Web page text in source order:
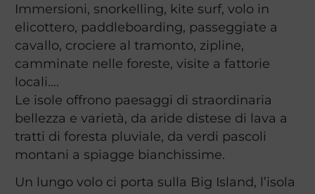
Immersioni, snorkelling, kite surf, volo in
elicottero, paddleboarding, passeggiate a
cavallo, crociere al tramonto, zipline,
camminate nelle foreste, visite a fattorie
locali….
Le isole offrono paesaggi di straordinaria
bellezza e varietà, da aride distese di lava a
tratti di foresta pluviale, da verdi pascoli
montani a spiagge bianchissime.
Un lungo volo ci porta sulla Big Island, l’isola